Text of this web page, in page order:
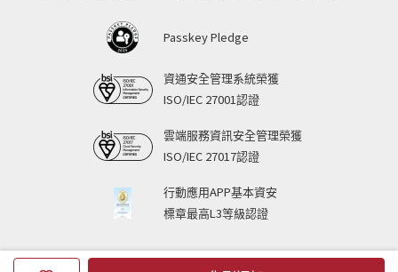
Passkey Pledge
資通安全管理系統榮獲
ISO/IEC 27001認證
雲端服務資訊安全管理榮獲
ISO/IEC 27017認證
行動應用APP基本資安
標章最高L3等級認證